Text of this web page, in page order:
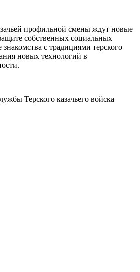
профильной смены ждут новые
собственных социальных
с традициями терского
новых технологий в
Терского казачьего войска